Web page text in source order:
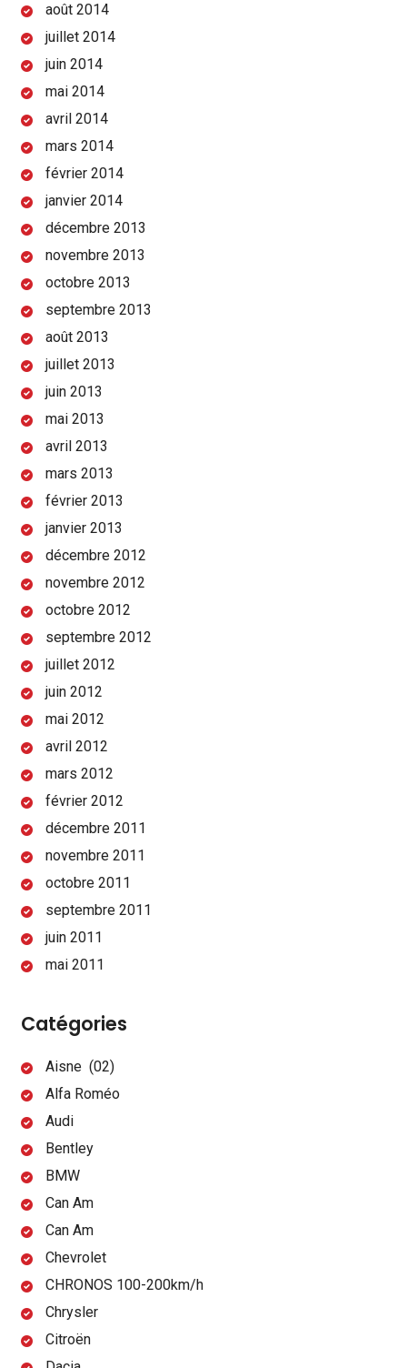
août 2014
juillet 2014
juin 2014
mai 2014
avril 2014
mars 2014
février 2014
janvier 2014
décembre 2013
novembre 2013
octobre 2013
septembre 2013
août 2013
juillet 2013
juin 2013
mai 2013
avril 2013
mars 2013
février 2013
janvier 2013
décembre 2012
novembre 2012
octobre 2012
septembre 2012
juillet 2012
juin 2012
mai 2012
avril 2012
mars 2012
février 2012
décembre 2011
novembre 2011
octobre 2011
septembre 2011
juin 2011
mai 2011
Catégories
Aisne (02)
Alfa Roméo
Audi
Bentley
BMW
Can Am
Can Am
Chevrolet
CHRONOS 100-200km/h
Chrysler
Citroën